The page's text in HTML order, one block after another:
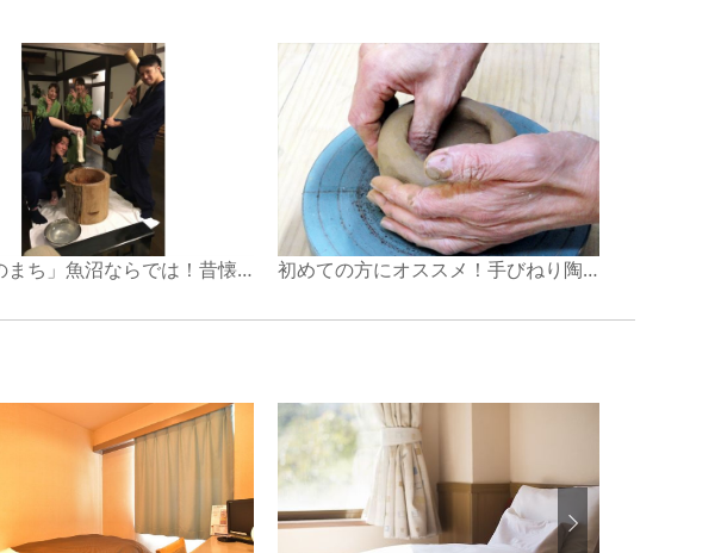
「お米のまち」魚沼ならでは！昔懐かし餅つき体験 初めての方にオススメ！手びねり陶芸体験お試しプラン